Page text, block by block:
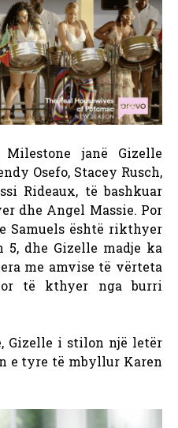
janë Gizelle
Osefo, Stacey Rusch,
Rideaux, të bashkuar
dhe Angel Massie. Por
Samuels është rikthyer
5, dhe Gizelle madje ka
me amvise të vërteta
të kthyer nga burri
Gizelle i stilon një letër
e tyre të mbyllur Karen